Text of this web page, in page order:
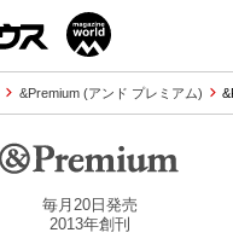
&Premium (アンド プレミアム)
毎月20日発売
2013年創刊